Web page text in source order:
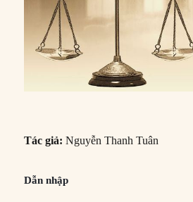
Tác giả: Nguyễn Thanh Tuân
Dẫn nhập